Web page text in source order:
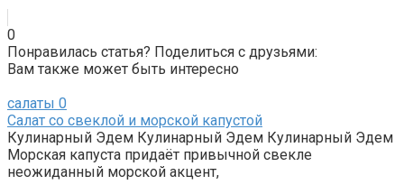
0
Понравилась статья? Поделиться с друзьями:
Вам также может быть интересно
салаты 0
Салат со свеклой и морской капустой
Кулинарный Эдем Кулинарный Эдем Кулинарный Эдем
Морская капуста придаёт привычной свекле
неожиданный морской акцент,